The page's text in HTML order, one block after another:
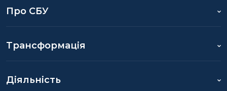
Про СБУ
Трансформація
Діяльність